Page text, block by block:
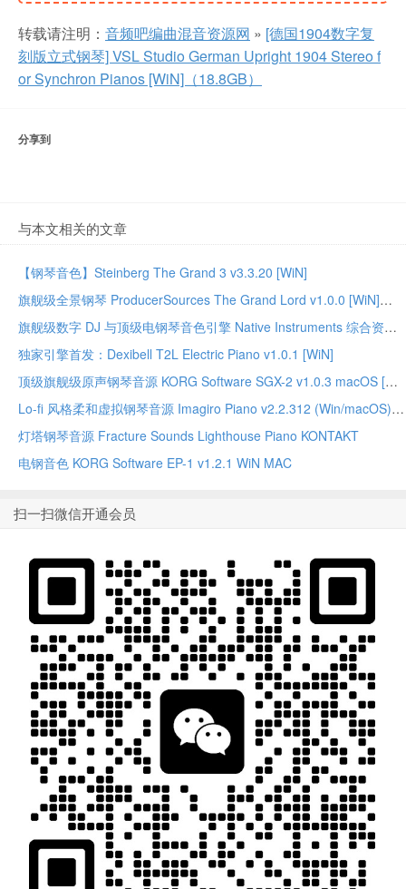
转载请注明： 音频吧编曲混音资源网 » [德国1904数字复
刻版立式钢琴] VSL Studio German Upright 1904 Stereo f
or Synchron Pianos [WiN]（18.8GB）
分享到
与本文相关的文章
【钢琴音色】Steinberg The Grand 3 v3.3.20 [WiN]
旗舰级全景钢琴 ProducerSources The Grand Lord v1.0.0 [WiN]
旗舰级数字 DJ 与顶级电钢琴音色引擎 Native Instruments 综合资源合集
独家引擎首发：Dexibell T2L Electric Piano v1.0.1 [WiN]
顶级旗舰级原声钢琴音源 KORG Software SGX-2 v1.0.3 macOS [MORiA]
Lo-fi 风格柔和虚拟钢琴音源 Imagiro Piano v2.2.312 (Win/macOS)-TEAM SEA SLUG
灯塔钢琴音源 Fracture Sounds Lighthouse Piano KONTAKT
电钢音色 KORG Software EP-1 v1.2.1 WiN MAC
扫一扫微信开通会员